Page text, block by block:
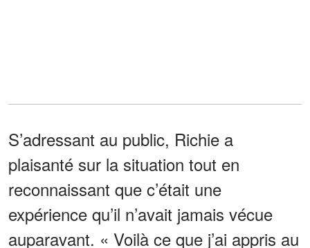
S’adressant au public, Richie a
plaisanté sur la situation tout en
reconnaissant que c’était une
expérience qu’il n’avait jamais vécue
auparavant. « Voilà ce que j’ai appris au